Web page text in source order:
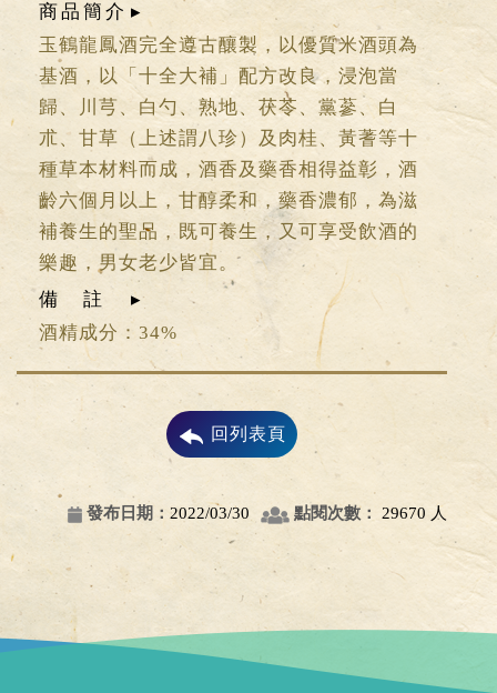
商品簡介
玉鶴龍鳳酒完全遵古釀製，以優質米酒頭為
基酒，以「十全大補」配方改良，浸泡當
歸、川芎、白勺、熟地、茯苓、黨蔘、白
朮、甘草（上述謂八珍）及肉桂、黃蓍等十
種草本材料而成，酒香及藥香相得益彰，酒
齡六個月以上，甘醇柔和，藥香濃郁，為滋
補養生的聖品，既可養生，又可享受飲酒的
樂趣，男女老少皆宜。
備註
酒精成分：34%
回列表頁
發布日期： 2022/03/30 點閱次數： 29670 人